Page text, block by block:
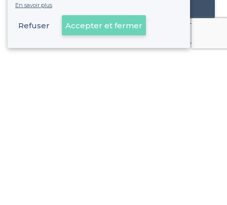
Référencer mon établissement
Déjà client
En savoir plus
Refuser Accepter et fermer